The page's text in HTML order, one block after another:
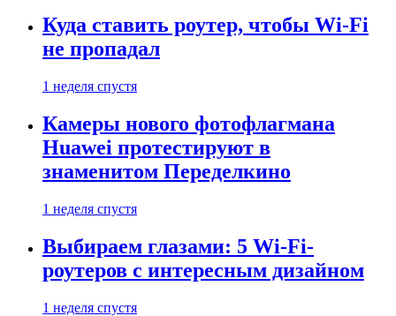
Куда ставить роутер, чтобы Wi-Fi
не пропадал
1 неделя спустя
Камеры нового фотофлагмана
Huawei протестируют в
знаменитом Переделкино
1 неделя спустя
Выбираем глазами: 5 Wi-Fi-
роутеров с интересным дизайном
1 неделя спустя